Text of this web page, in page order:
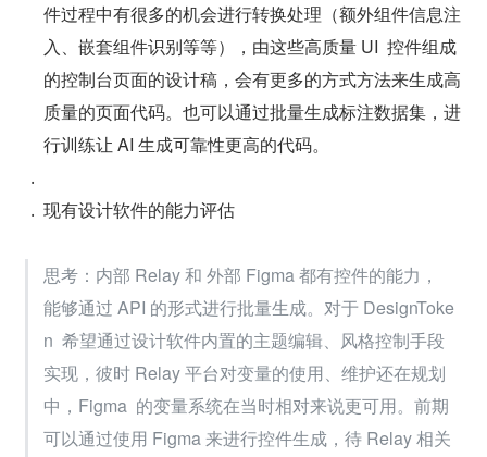
件过程中有很多的机会进行转换处理（额外组件信息注
入、嵌套组件识别等等），由这些高质量 UI  控件组成
的控制台页面的设计稿，会有更多的方式方法来生成高
质量的页面代码。也可以通过批量生成标注数据集，进
行训练让 AI 生成可靠性更高的代码。
现有设计软件的能力评估
思考：内部 Relay 和 外部 Figma 都有控件的能力，
能够通过 API 的形式进行批量生成。对于 DesignToke
n  希望通过设计软件内置的主题编辑、风格控制手段
实现，彼时 Relay 平台对变量的使用、维护还在规划
中，Figma  的变量系统在当时相对来说更可用。前期
可以通过使用 Figma 来进行控件生成，待 Relay 相关